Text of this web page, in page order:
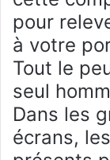
pour
à votre
Tout le
seul
Dans les
écrans,